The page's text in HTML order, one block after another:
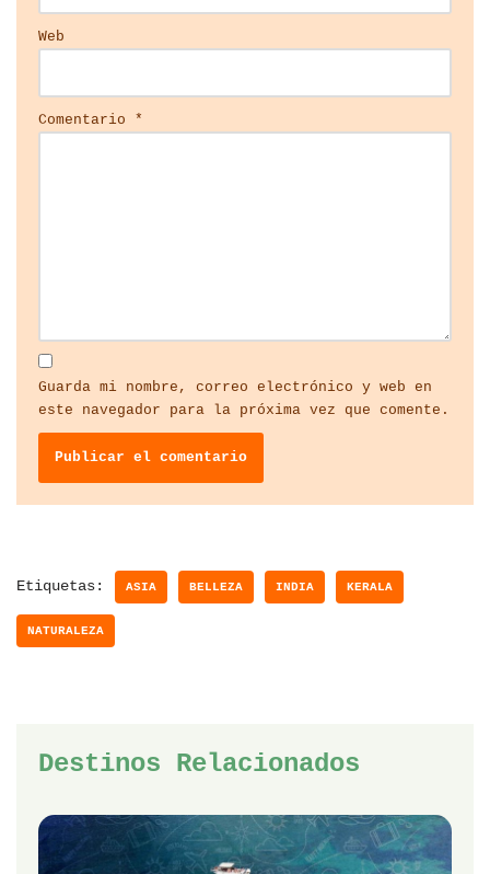
Web
Comentario *
Guarda mi nombre, correo electrónico y web en
este navegador para la próxima vez que comente.
Etiquetas: ASIA BELLEZA INDIA KERALA
NATURALEZA
Destinos Relacionados